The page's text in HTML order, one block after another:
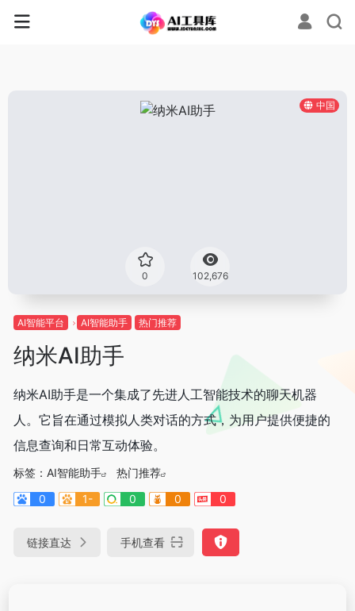
中国
0 102,676
AI智能平台 AI智能助手 热门推荐
纳米AI助手
纳米AI助手是一个集成了先进人工智能技术的聊天机器
人。它旨在通过模拟人类对话的方式，为用户提供便捷的
信息查询和日常互动体验。
标签： AI智能助手
热门推荐
0
1- 0 0 0
链接直达 手机查看